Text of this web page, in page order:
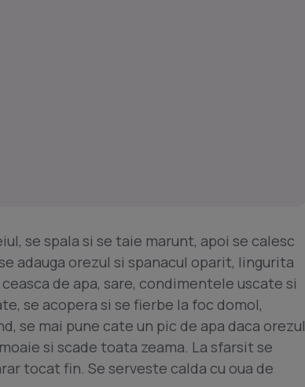
se spala si se taie marunt, apoi se calesc
adauga orezul si spanacul oparit, lingurita
de apa, sare, condimentele uscate si
se acopera si se fierbe la foc domol,
se mai pune cate un pic de apa daca orezul
si scade toata zeama. La sfarsit se
tocat fin. Se serveste calda cu oua de